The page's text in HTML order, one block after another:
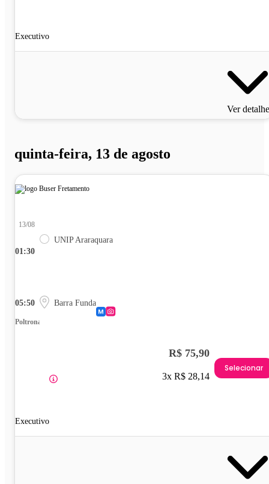
Executivo
Ver
quinta-feira, 13 de agosto
01:30
13/08
UNIP Araraquara
05:50 Barra Funda
Poltrona
Executivo
R$ 75,90
3x R$ 28,14
Selecionar